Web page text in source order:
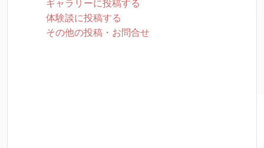
ギャラリーに投稿する
体験談に投稿する
その他の投稿・お問合せ